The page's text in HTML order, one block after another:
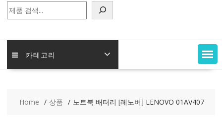
색
카테고리
Home 상품 노트북 배터리 [레노버] LENOVO 01AV407